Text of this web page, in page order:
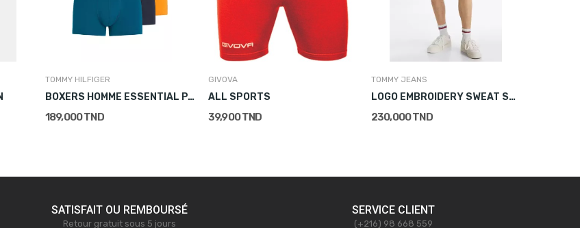
TOMMY HILFIGER
BOXERS HOMME ESSENTIAL PACK 3 MULTICOLORE
189,000 TND
GIVOVA
ALL SPORTS
39,900 TND
TOMMY JEANS
LOGO EMBROIDERY SWEAT SHORTS
230,000 TND
SATISFAIT OU REMBOURSÉ
Retour gratuit sous 5 jours
SERVICE CLIENT
(+216) 98 668 559